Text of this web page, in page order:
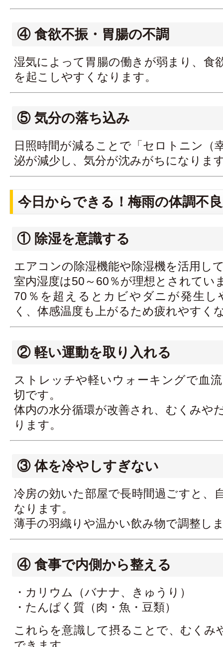
④ 食欲不振・胃腸の不調
湿気によって胃腸の働きが弱まり、食
を起こしやすくなります。
⑤ 気分の落ち込み
日照時間が減ることで「セロトニン（
泌が減少し、気分が沈みがちになりま
今日からできる！梅雨の体調不
① 除湿を意識する
エアコンの除湿機能や除湿機を活用し
室内湿度は50～60％が理想とされてい
70％を超えるとカビやダニが発生
く、体感温度も上がるため疲れやすく
② 軽い運動を取り入れる
ストレッチや軽いウォーキングで血
切です。
体内の水分循環が改善され、むくみや
ります。
③ 体を冷やしすぎない
冷房の効いた部屋で長時間過ごすと、
なります。
薄手の羽織りや温かい飲み物で調整し
④ 食事で内側から整える
・カリウム（バナナ、きゅうり）
・たんぱく質（肉・魚・豆類）
これらを意識して摂ることで、むくみ